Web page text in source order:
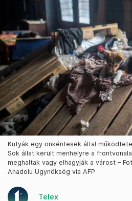
Kutyák egy önkéntesek által
Sok állat került menhelyre a
meghaltak vagy elhagyják a várost –
Anadolu Ügynökség via AFP
Telex